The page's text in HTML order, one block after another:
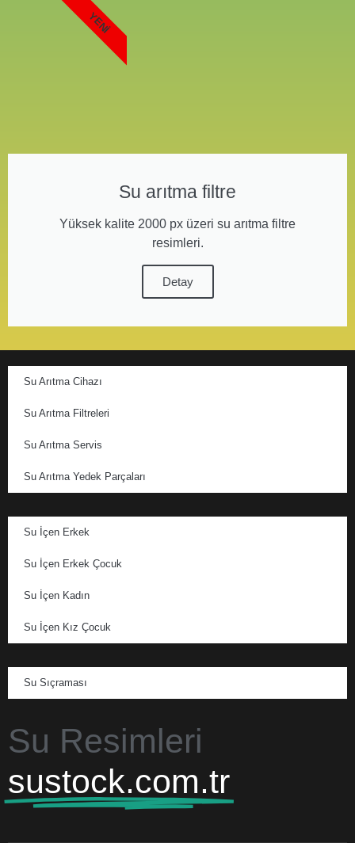
Su arıtma filtre
Yüksek kalite 2000 px üzeri su arıtma filtre
resimleri.
Detay
YENI
Su Arıtma Cihazı
Su Arıtma Filtreleri
Su Arıtma Servis
Su Arıtma Yedek Parçaları
Su İçen Erkek
Su İçen Erkek Çocuk
Su İçen Kadın
Su İçen Kız Çocuk
Su Sıçraması
Su Resimleri
sustock.com.tr